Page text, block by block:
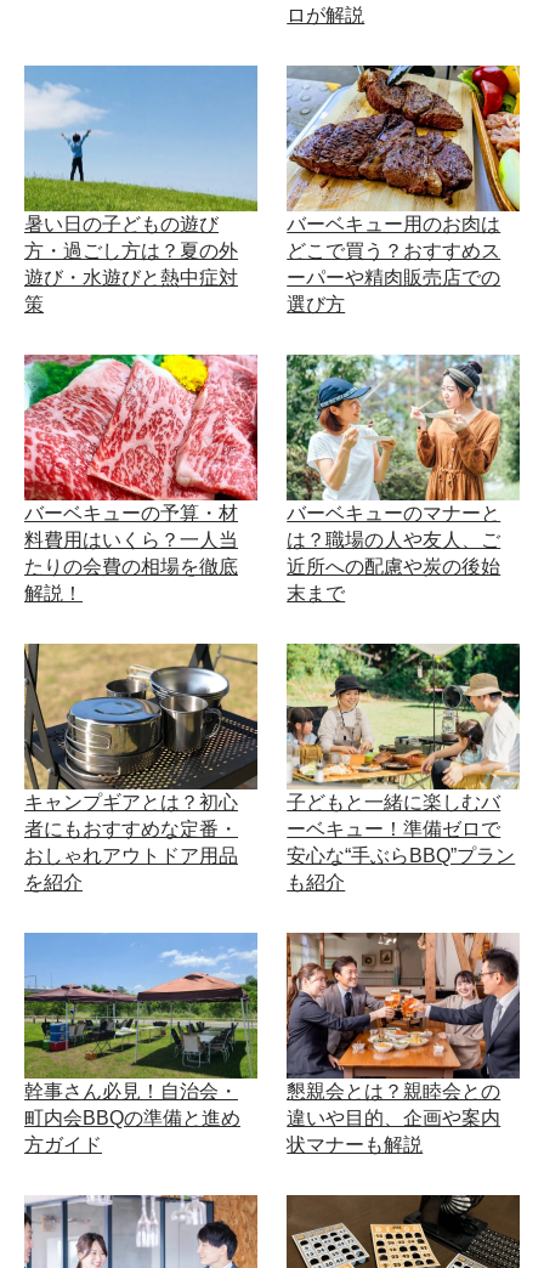
ロが解説
暑い日の子どもの遊び
方・過ごし方は？夏の外
遊び・水遊びと熱中症対
策
バーベキュー用のお肉は
どこで買う？おすすめス
ーパーや精肉販売店での
選び方
バーベキューの予算・材
料費用はいくら？一人当
たりの会費の相場を徹底
解説！
バーベキューのマナーと
は？職場の人や友人、ご
近所への配慮や炭の後始
末まで
キャンプギアとは？初心
者にもおすすめな定番・
おしゃれアウトドア用品
を紹介
子どもと一緒に楽しむバ
ーベキュー！準備ゼロで
安心な“手ぶらBBQ”プラン
も紹介
幹事さん必見！自治会・
町内会BBQの準備と進め
方ガイド
懇親会とは？親睦会との
違いや目的、企画や案内
状マナーも解説